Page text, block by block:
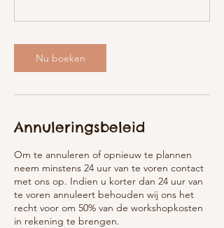
Nu boeken
Annuleringsbeleid
Om te annuleren of opnieuw te plannen
neem minstens 24 uur van te voren contact
met ons op. Indien u korter dan 24 uur van
te voren annuleert behouden wij ons het
recht voor om 50% van de workshopkosten
in rekening te brengen.